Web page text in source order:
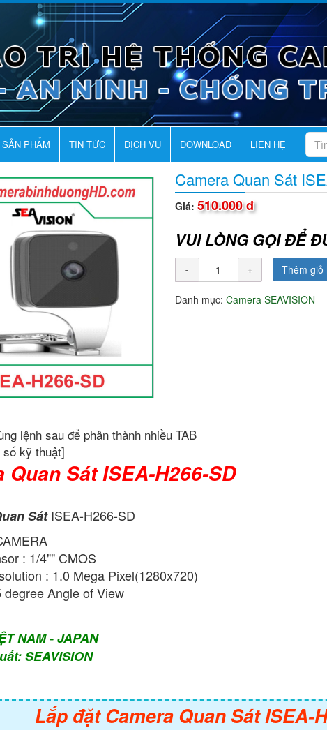
SẢN PHẨM TIN TỨC DỊCH VỤ DOWNLOAD LIÊN HỆ
Camera Quan Sát
Giá: 510.000 đ
VUI LÒNG GỌI ĐỂ
Thêm giỏ
Danh mục: Camera SEAVISION
lệnh sau để phân thành nhiều TAB
số kỹ thuật]
Quan Sát ISEA-H266-SD
SátISEA-H266-SD
: 1/4"" CMOS
: 1.0 Mega Pixel(1280x720)
degree Angle of View
NAM - JAPAN
SEAVISION
Lắp đặt Camera Quan Sát ISEA-